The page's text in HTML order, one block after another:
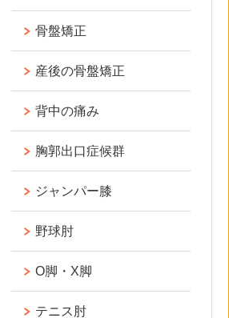
骨盤矯正
産後の骨盤矯正
背中の痛み
胸郭出口症候群
ジャンパー膝
野球肘
O脚・X脚
テニス肘